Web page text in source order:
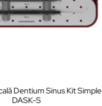
Dentium Sinus Kit Simple
DASK-S